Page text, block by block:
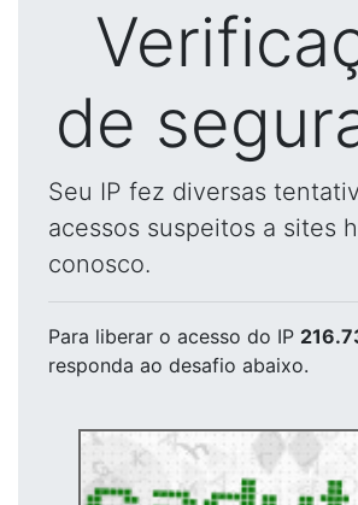
de
Seu IP fez diversas
acessos suspeitos a sites
conosco.
Para liberar o acesso do IP
responda ao desafio abaixo.